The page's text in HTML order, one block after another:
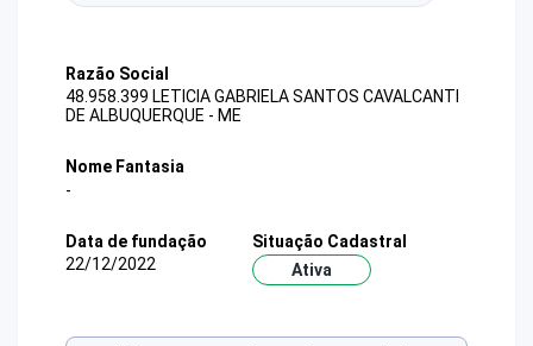
Razão Social
48.958.399 LETICIA GABRIELA SANTOS CAVALCANTI
DE ALBUQUERQUE - ME
Nome Fantasia
-
Data de fundação
22/12/2022
Situação Cadastral
Ativa